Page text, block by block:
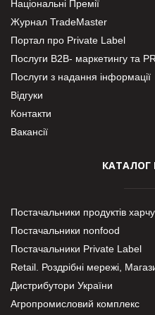
Національні Премії
Журнал TradeMaster
Портал про Private Label
Послуги В2В- маркетингу та PR
Послуги з надання інформації
Відгуки
Контакти
Вакансії
Постачальники продуктів
Постачальники nonfood
Постачальники Private Label
Retail. Роздрібні мережі,
Дистрибутори України
Агропромисловий комплекс